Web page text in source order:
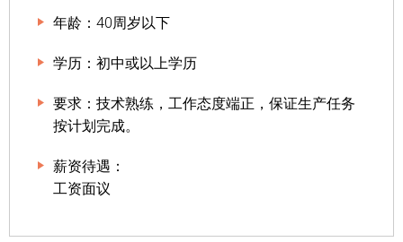
年龄：40周岁以下
学历：初中或以上学历
要求：技术熟练，工作态度端正，保证生产任务
按计划完成。
薪资待遇：
工资面议